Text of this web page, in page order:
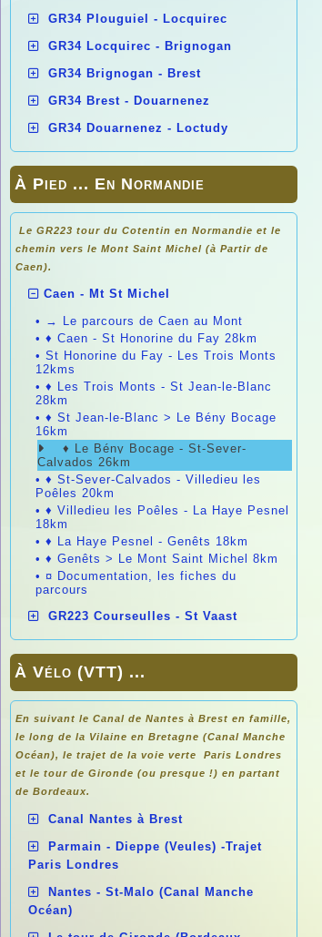
GR34 Plouguiel - Locquirec
GR34 Locquirec - Brignogan
GR34 Brignogan - Brest
GR34 Brest - Douarnenez
GR34 Douarnenez - Loctudy
À Pied ... En Normandie
Le GR223 tour du Cotentin en Normandie et le
chemin vers le Mont Saint Michel (à Partir de
Caen).
Caen - Mt St Michel
• → Le parcours de Caen au Mont
• ♦ Caen - St Honorine du Fay 28km
• St Honorine du Fay - Les Trois Monts
12kms
• ♦ Les Trois Monts - St Jean-le-Blanc
28km
• ♦ St Jean-le-Blanc > Le Bény Bocage
16km
♦ Le Bény Bocage - St-Sever-
Calvados 26km
• ♦ St-Sever-Calvados - Villedieu les
Poêles 20km
• ♦ Villedieu les Poêles - La Haye Pesnel
18km
• ♦ La Haye Pesnel - Genêts 18km
• ♦ Genêts > Le Mont Saint Michel 8km
• ¤ Documentation, les fiches du
parcours
GR223 Courseulles - St Vaast
À Vélo (VTT) ...
En suivant le Canal de Nantes à Brest en famille,
le long de la Vilaine en Bretagne (Canal Manche
Océan), le trajet de la voie verte Paris Londres
et le tour de Gironde (ou presque !) en partant
de Bordeaux.
Canal Nantes à Brest
Parmain - Dieppe (Veules) -Trajet
Paris Londres
Nantes - St-Malo (Canal Manche
Océan)